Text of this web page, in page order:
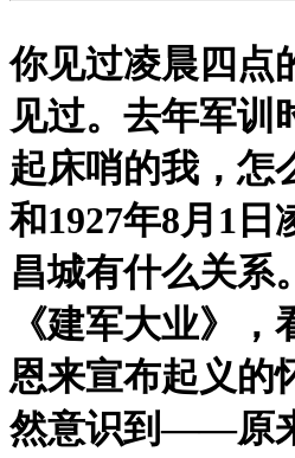
你见过凌晨四点
见过。去年军训
起床哨的我，怎
和1927年8月1日
昌城有什么关系
《建军大业》，
恩来宣布起义的
然意识到——原